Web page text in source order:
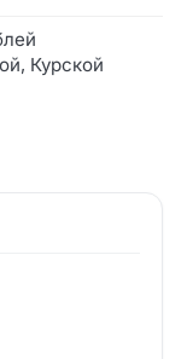
Курской